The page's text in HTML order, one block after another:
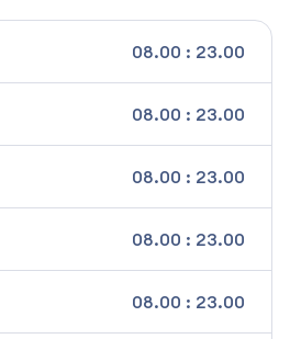
08.00 : 23.00
08.00 : 23.00
08.00 : 23.00
08.00 : 23.00
08.00 : 23.00